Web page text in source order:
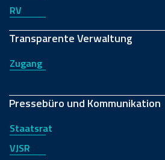
RV
Transparente Verwaltung
Zugang
Pressebüro und Kommunikation
Staatsrat
VJSR